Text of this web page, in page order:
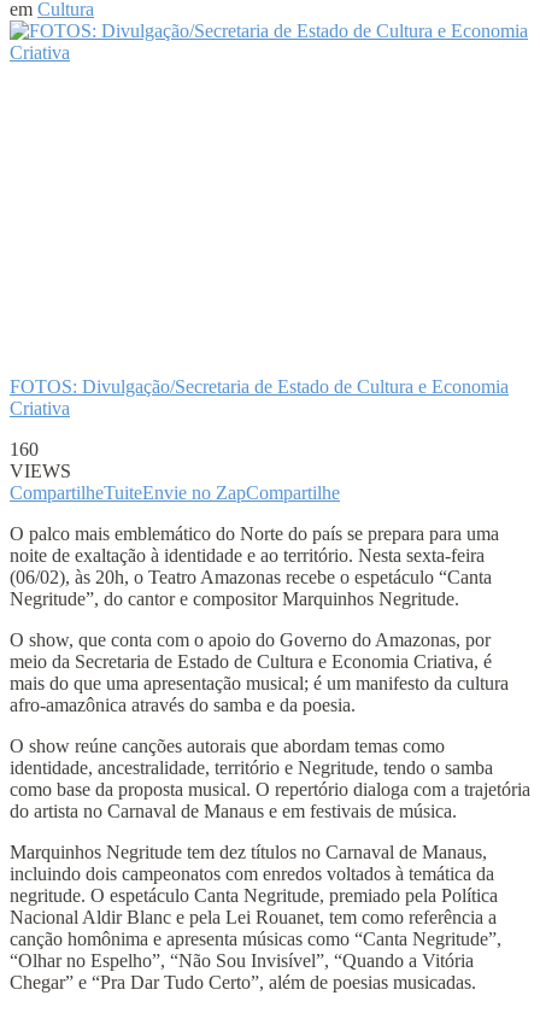
em Cultura
FOTOS: Divulgação/Secretaria de Estado de Cultura e Economia
Criativa
160
VIEWS
CompartilheTuiteEnvie no ZapCompartilhe
O palco mais emblemático do Norte do país se prepara para uma
noite de exaltação à identidade e ao território. Nesta sexta-feira
(06/02), às 20h, o Teatro Amazonas recebe o espetáculo “Canta
Negritude”, do cantor e compositor Marquinhos Negritude.
O show, que conta com o apoio do Governo do Amazonas, por
meio da Secretaria de Estado de Cultura e Economia Criativa, é
mais do que uma apresentação musical; é um manifesto da cultura
afro-amazônica através do samba e da poesia.
O show reúne canções autorais que abordam temas como
identidade, ancestralidade, território e Negritude, tendo o samba
como base da proposta musical. O repertório dialoga com a trajetória
do artista no Carnaval de Manaus e em festivais de música.
Marquinhos Negritude tem dez títulos no Carnaval de Manaus,
incluindo dois campeonatos com enredos voltados à temática da
negritude. O espetáculo Canta Negritude, premiado pela Política
Nacional Aldir Blanc e pela Lei Rouanet, tem como referência a
canção homônima e apresenta músicas como “Canta Negritude”,
“Olhar no Espelho”, “Não Sou Invisível”, “Quando a Vitória
Chegar” e “Pra Dar Tudo Certo”, além de poesias musicadas.